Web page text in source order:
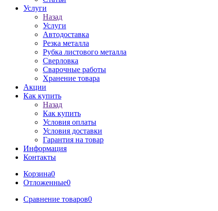
Услуги
Назад
Услуги
Автодоставка
Резка металла
Рубка листового металла
Сверловка
Сварочные работы
Хранение товара
Акции
Как купить
Назад
Как купить
Условия оплаты
Условия доставки
Гарантия на товар
Информация
Контакты
Корзина0
Отложенные0
Сравнение товаров0